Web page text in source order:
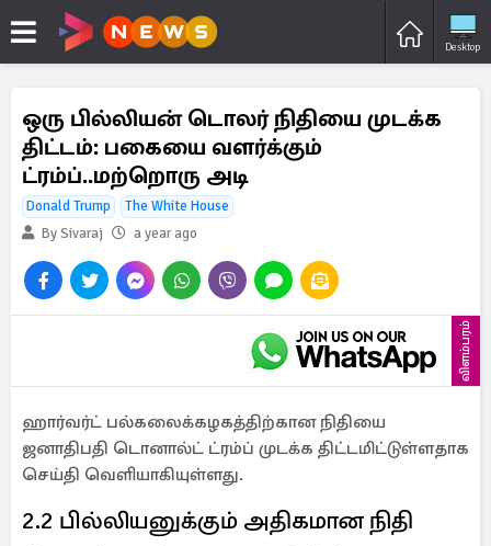
Desktop
ஒரு பில்லியன் டொலர் நிதியை முடக்க
திட்டம்: பகையை வளர்க்கும்
ட்ரம்ப்..மற்றொரு அடி
Donald Trump
The White House
By Sivaraj
a year ago
விளம்பரம்
ஹார்வர்ட் பல்கலைக்கழகத்திற்கான நிதியை
ஜனாதிபதி டொனால்ட் ட்ரம்ப் முடக்க திட்டமிட்டுள்ளதாக
செய்தி வெளியாகியுள்ளது.
2.2 பில்லியனுக்கும் அதிகமான நிதி